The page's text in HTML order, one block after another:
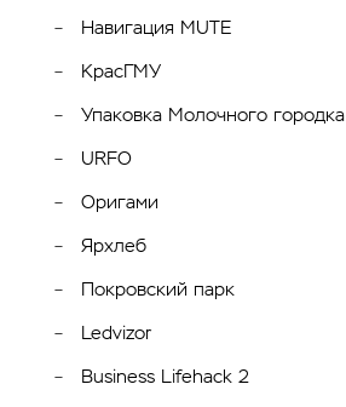
Навигация MUTE
КрасГМУ
Упаковка Молочного городка
URFO
Оригами
Ярхлеб
Покровский парк
Ledvizor
Business Lifehack 2